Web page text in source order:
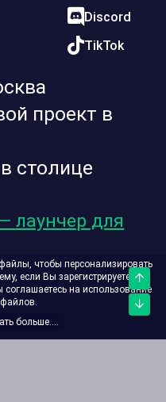
проект в
столице
лаунчер для
Discord
TikTok
чтобы персонализировать
если Вы зарегистрируетесь.
на использование
больше....
Верх
Низ